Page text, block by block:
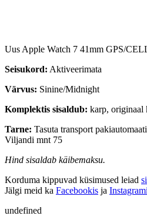
Uus Apple Watch 7 41mm GPS/
Seisukord: Aktiveerimata
Värvus: Sinine/Midnight
Komplektis sisaldub: karp, originaal
Tarne: Tasuta transport
Viljandi mnt 75
Hind sisaldab käibemaksu.
Korduma kippuvad küsimused leiad
Jälgi meid ka Facebookis ja
undefined